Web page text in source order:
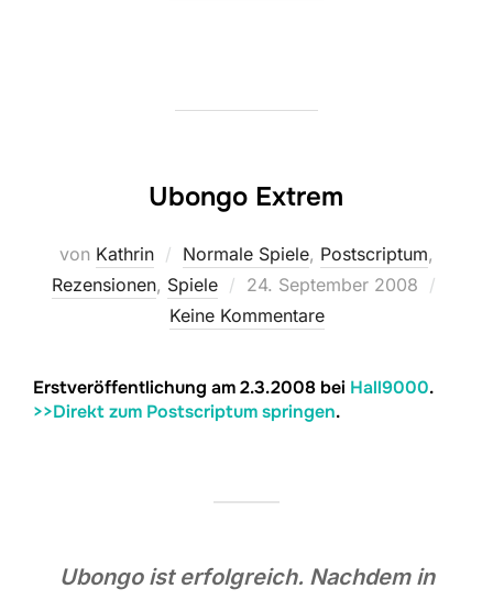
Ubongo Extrem
von Kathrin Normale Spiele, Postscriptum,
Rezensionen, Spiele
Veröffentlicht
am
24. September 2008
Keine Kommentare
Erstveröffentlichung am 2.3.2008 bei Hall9000.
>>Direkt zum Postscriptum springen.
Ubongo ist erfolgreich. Nachdem in